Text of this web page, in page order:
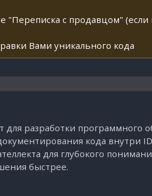
с продавцом" (если
Вами уникального кода
разработки программного
кода внутри
для глубокого
быстрее.